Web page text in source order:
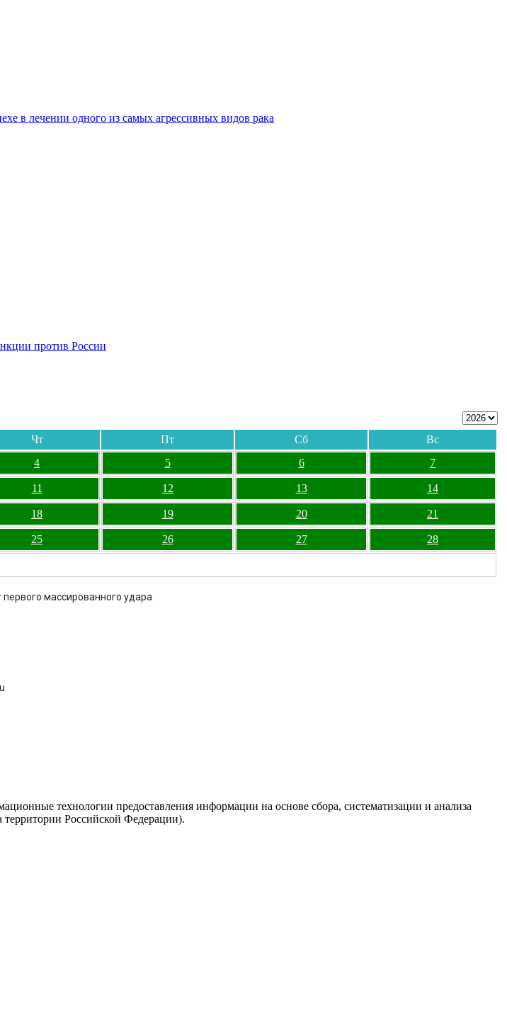
в лечении одного из самых агрессивных видов рака
против России
Чт Пт Сб
Вс
4 5 6 7
11 12 13 14
18 19 20 21
25 26 27 28
массированного удара
технологии предоставления информации на основе сбора, систематизации и анализа
территории Российской Федерации).